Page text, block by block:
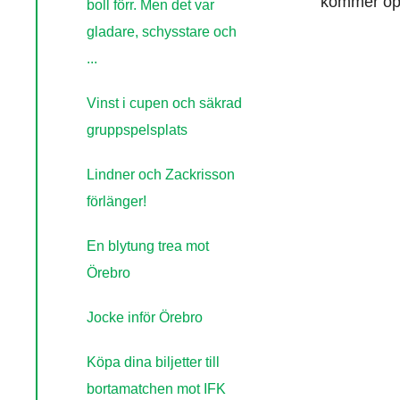
boll förr. Men det var
gladare, schysstare och
...
Vinst i cupen och säkrad
gruppspelsplats
Lindner och Zackrisson
förlänger!
En blytung trea mot
Örebro
Jocke inför Örebro
Köpa dina biljetter till
bortamatchen mot IFK